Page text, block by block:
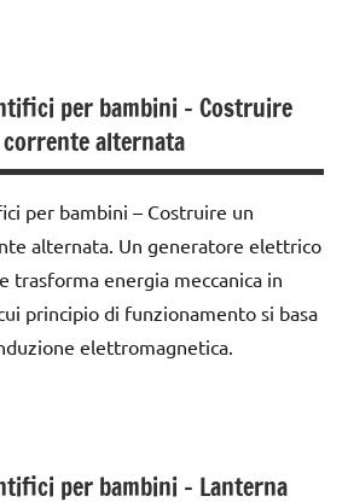
per bambini – Costruire
alternata
per bambini – Costruire un
alternata. Un generatore elettrico
trasforma energia meccanica in
principio di funzionamento si basa
elettromagnetica.
per bambini – Lanterna